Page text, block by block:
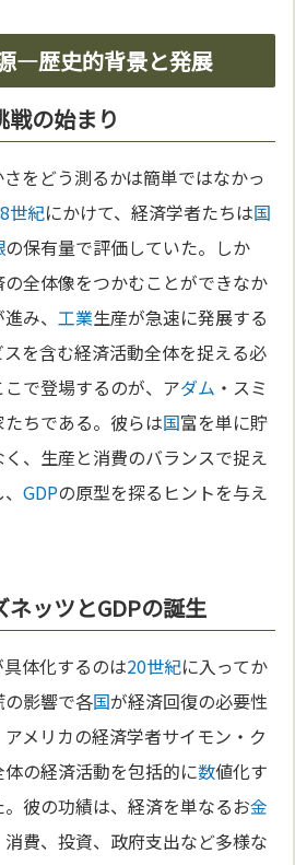
—歴史的背景と発展
戦の始まり
をどう測るかは簡単ではなかっ
世紀にかけて、経済学者たちは国
の保有量で評価していた。しか
全体像をつかむことができなか
進み、工業生産が急速に発展する
を含む経済活動全体を捉える必
で登場するのが、アダム ・スミ
ちである。彼らは国富を単に貯
、生産と消費のバランスで捉え
、GDPの原型を探るヒントを与え
ッツとGDPの誕生
体化するのは20世紀に入ってか
影響で各国が経済回復の必要性
メリカの経済学者サイモン・ク
体の経済活動を包括的に数値化す
彼の功績は、経済を単なるお金
費、投資、政府支出など多様な